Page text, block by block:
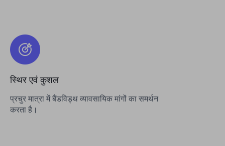
स्थिर एवं कुशल
प्रचुर मात्रा में बैंडविड्थ व्यावसायिक मांगों का समर्थन
करता है।